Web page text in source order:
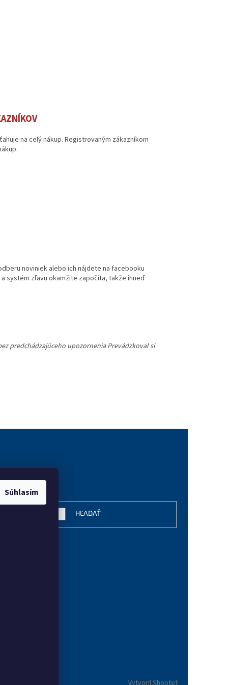
Súhlasím
na celý nákup. Registrovaným zákazníkom
noviniek alebo ich nájdete na facebooku
systém zľavu okamžite započíta, takže ihneď
predchádzajúceho upozornenia Prevádzkoval si
HĽADAŤ